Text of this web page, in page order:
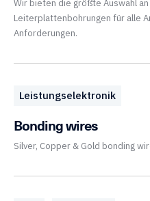
Wir bieten die größte Auswahl
Leiterplattenbohrungen für alle
Anforderungen.
Leistungselektronik
Bonding wires
Silver, Copper & Gold bonding